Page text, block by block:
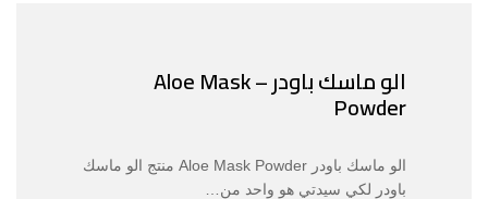
الو ماسك باودر – Aloe Mask
Powder
الو ماسك باودر Aloe Mask Powder منتج الو ماسك
باودر لكي سيدتي هو واحد من…